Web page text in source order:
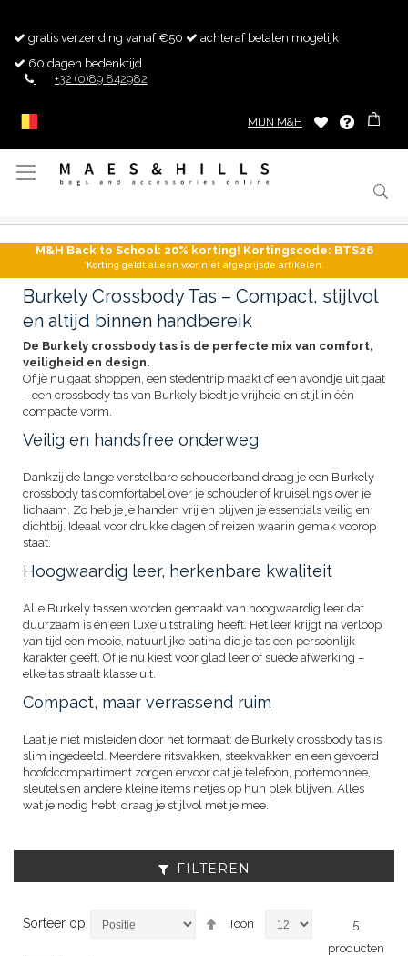
gratis verzending vanaf €50
achteraf betalen mogelijk
60 dagen bedenktijd
+32 (0)89 842982
MIJN M&H
Toggle
M&H Back to School: 20% korting! Kortingscode: BTS26
*Korting geldt alleen voor niet afgeprijsde artikelen.
Burkely Crossbody Tas – Compact, stijlvol
en altijd binnen handbereik
De Burkely crossbody tas is de perfecte mix van comfort,
veiligheid en design.
Of je nu gaat shoppen, een stedentrip maakt of een avondje uit gaat
– een crossbody tas van Burkely biedt je vrijheid en stijl in één
compacte vorm.
Veilig en handsfree onderweg
Dankzij de lange verstelbare schouderband draag je een Burkely
crossbody tas comfortabel over je schouder of kruiselings over je
lichaam. Zo heb je je handen vrij en blijven je essentials veilig en
dichtbij. Ideaal voor drukke dagen of reizen waarin gemak voorop
staat.
Hoogwaardig leer, herkenbare kwaliteit
Alle Burkely tassen worden gemaakt van hoogwaardig leer dat
duurzaam is én een luxe uitstraling heeft. Het leer krijgt na verloop
van tijd een mooie, natuurlijke patina die je tas een persoonlijk
karakter geeft. Of je nu kiest voor glad leer of suède afwerking –
elke tas straalt klasse uit.
Compact, maar verrassend ruim
Laat je niet misleiden door het formaat: de Burkely crossbody tas is
slim ingedeeld. Meerdere ritsvakken, steekvakken en een gevoerd
hoofdcompartiment zorgen ervoor dat je telefoon, portemonnee,
sleutels en andere kleine items netjes op hun plek blijven. Alles
wat je nodig hebt, draag je stijlvol met je mee.
FILTEREN
Sorteer op
Van
Toon
5
producten